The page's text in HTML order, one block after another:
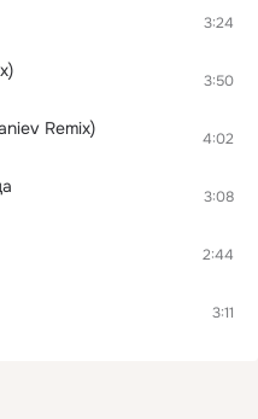
3:24
3:50
Remix) 4:02
3:08
2:44
3:11